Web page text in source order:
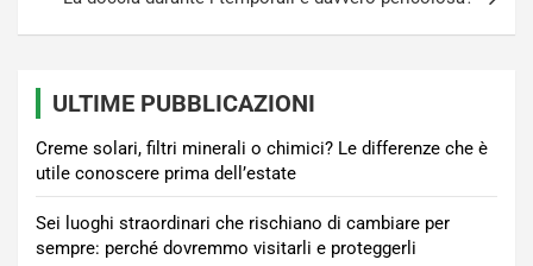
ULTIME PUBBLICAZIONI
Creme solari, filtri minerali o chimici? Le differenze che è
utile conoscere prima dell’estate
Sei luoghi straordinari che rischiano di cambiare per
sempre: perché dovremmo visitarli e proteggerli